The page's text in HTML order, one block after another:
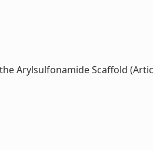
Arylsulfonamide Scaffold